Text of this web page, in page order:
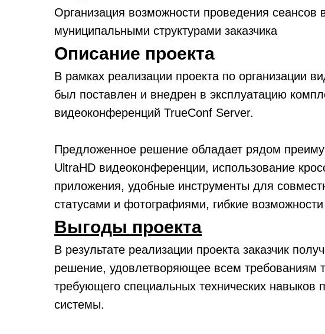
Организация возможности проведения сеансов
муниципальными структурами заказчика
Описание проекта
В рамках реализации проекта по организации
был поставлен и внедрен в эксплуатацию
видеоконференций TrueConf Server.
Предложенное решение обладает рядом
UltraHD видеоконференции, использование
приложения, удобные инструменты для
статусами и фотографиями, гибкие
Выгоды проекта
В результате реализации проекта заказчик
решение, удовлетворяющее всем требованиям
требующего специальных технических навыков
системы.